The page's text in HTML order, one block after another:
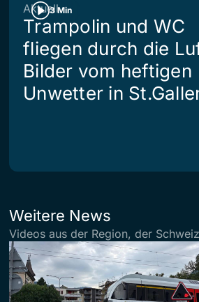
3 Min
Aktuell
Trampolin und WC
fliegen durch die
Bilder vom heftigen
Unwetter in
Weitere News
Videos aus der Region, der